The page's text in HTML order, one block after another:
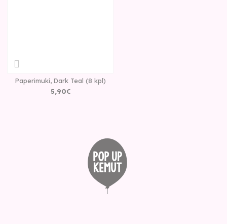
Paperimuki, Dark Teal (8 kpl)
5,90€